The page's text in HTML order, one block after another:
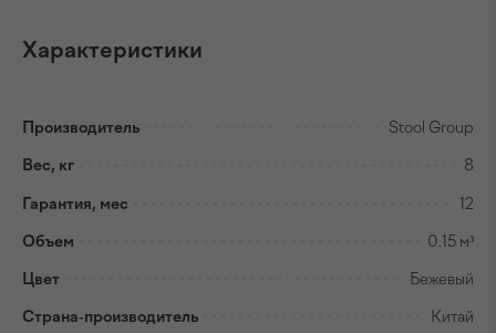
Характеристики
Производитель Stool Group
Вес, кг 8
Гарантия, мес 12
Объем 0.15 м³
Цвет Бежевый
Страна-производитель Китай